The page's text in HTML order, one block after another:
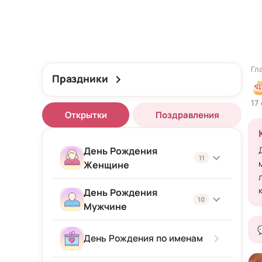
Праздники
Открытки Поздравления
День Рождения
Женщине
11
Женщине
Подруге
Девушке
День Рождения
Мужчине
10
Мужчине
День Рождения по именам